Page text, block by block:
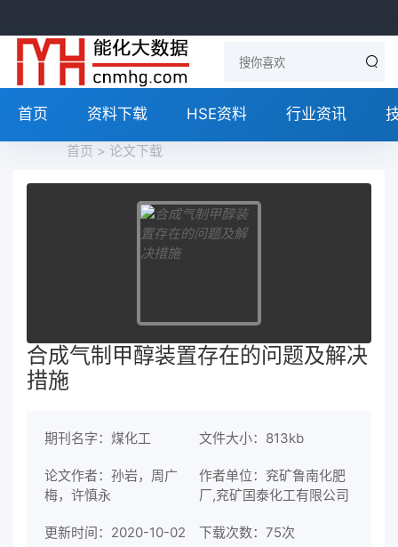
首页 资料下载 HSE资料 行业资讯
首页 > 论文下载
合成气制甲醇装置存在的问题及解决
措施
期刊名字：煤化工 文件大小：813kb
论文作者：孙岩，周广
梅，许慎永
作者单位：兖矿鲁南化肥
厂,兖矿国泰化工有限公司
更新时间：2020-10-02 下载次数： 75次